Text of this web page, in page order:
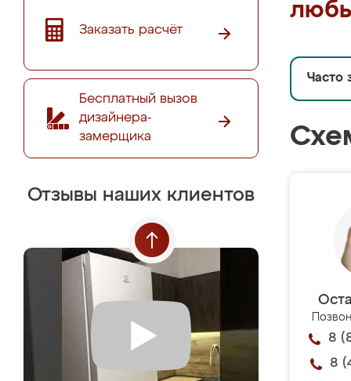
Заказать расчёт
Бесплатный вызов
дизайнера-
замерщика
Отзывы наших клиентов
Часто
8
8